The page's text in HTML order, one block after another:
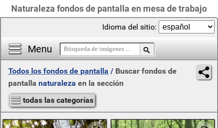
Naturaleza fondos de pantalla en mesa de trabajo
Menu
Idioma del sitio:
Todos los fondos de pantalla / Buscar fondos de
pantalla naturaleza en la sección
todas las categorías